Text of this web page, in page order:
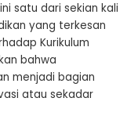
satu dari sekian kali
yang terkesan
Kurikulum
bahwa
menjadi bagian
atau sekadar